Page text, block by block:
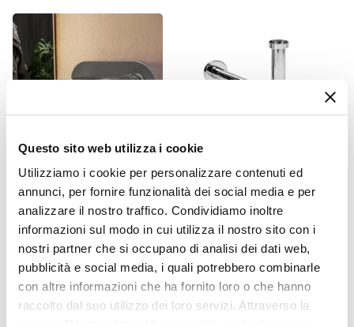
Questo sito web utilizza i cookie
Utilizziamo i cookie per personalizzare contenuti ed
annunci, per fornire funzionalità dei social media e per
analizzare il nostro traffico. Condividiamo inoltre
informazioni sul modo in cui utilizza il nostro sito con i
nostri partner che si occupano di analisi dei dati web,
pubblicità e social media, i quali potrebbero combinarle
con altre informazioni che ha fornito loro o che hanno
raccolto dal suo utilizzo dei loro servizi. Attraverso la
FLD-LM2P
Miscelatore lavabo a muro
cromo – Fluid
€ 63,00
CODICE: SIFTC
Sifone di scarico tondo
cromato
€ 22,00